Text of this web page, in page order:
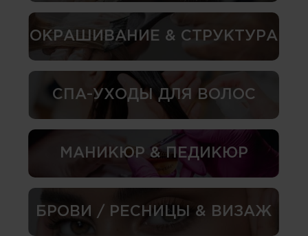
ОКРАШИВАНИЕ & СТРУКТУРА
СПА-УХОДЫ ДЛЯ ВОЛОС
МАНИКЮР & ПЕДИКЮР
БРОВИ / РЕСНИЦЫ & ВИЗАЖ